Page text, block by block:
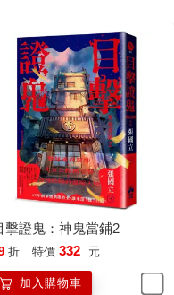
的山丘有座帶著點古意
十年前張國立誘拐如今的
故做浪漫的拿了瓶紅酒領
漠然的廢墟，一邊試圖說
從此踏入婚姻的不歸路──
逆不道逃離情人節的企圖
美麗的科學家女兒薇多利
擊證鬼：神鬼當鋪2
折 特價 332 元
加入購物車